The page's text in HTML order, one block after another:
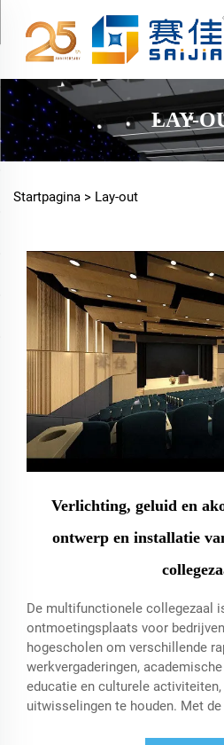
LAY-
Startpagina > Lay-out
Verlichting, geluid en
ontwerp en installatie
De multifunctionele collegezaal
ontmoetingsplaats voor
hogescholen om verschillende
werkvergaderingen,
educatie en culturele
uitwisselingen te houden. Met de